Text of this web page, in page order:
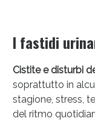
I fastidi
Cistite e disturbi
soprattutto in
stagione, stress,
del ritmo